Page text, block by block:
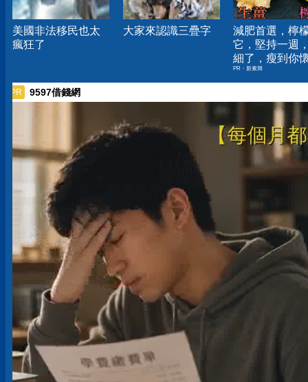
美國非法移民也太
瘋狂了
大家來認識三疊字
減肥首選，檸
它，堅持一週
細了，瘦到你
人生
PR・新素簡
PR 9597借錢網